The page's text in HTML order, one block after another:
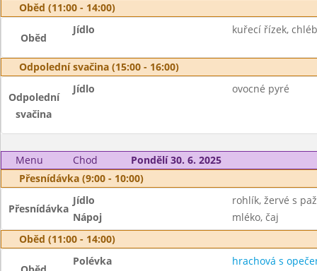
Oběd (11:00 - 14:00)
Oběd
Jídlo kuřecí řízek,
Odpolední svačina (15:00 - 16:00)
Odpolední
svačina
Jídlo ovocné pyré
Menu Chod
Pondělí 30. 6. 2025
Přesnídávka (9:00 - 10:00)
Přesnídávka
Jídlo
rohlík, žervé s
Nápoj
mléko, čaj
Oběd (11:00 - 14:00)
Polévka hrachová s